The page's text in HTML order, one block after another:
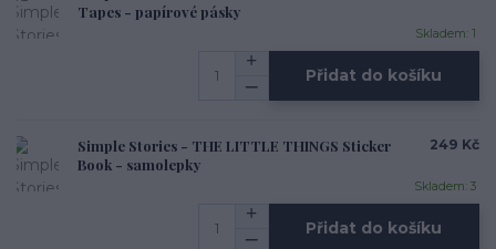
Tapes - papírové pásky
Skladem: 1
Přidat do košíku
Simple Stories - THE LITTLE THINGS Sticker
Book - samolepky
249 Kč
Skladem: 3
Přidat do košíku